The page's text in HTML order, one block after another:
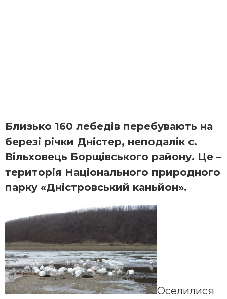
Близько 160 лебедів перебувають на
березі річки Дністер, неподалік с.
Вільховець Борщівського району. Це –
територія Національного природного
парку «Дністровський каньйон».
Оселилися